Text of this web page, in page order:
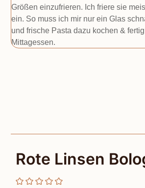
Größen einzufrieren. Ich friere sie
ein. So muss ich mir nur ein Glas
und frische Pasta dazu kochen &
Mittagessen.
Rote Linsen